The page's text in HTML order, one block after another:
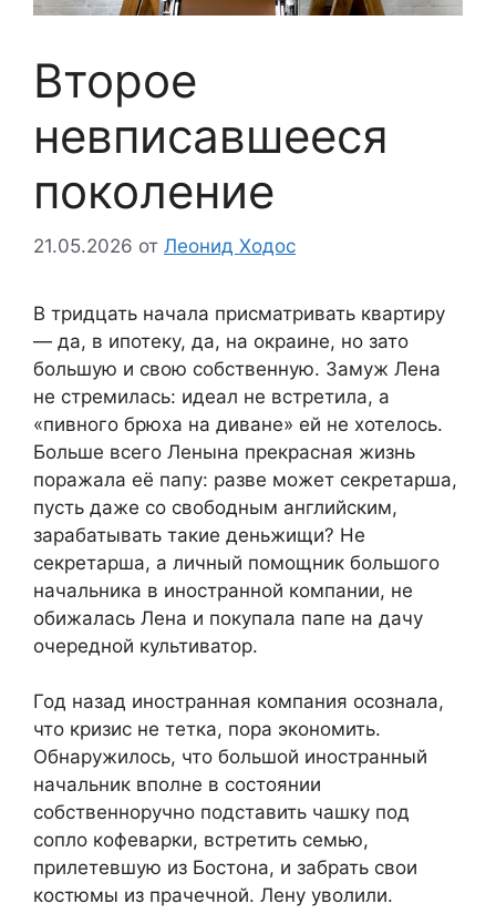
Второе
невписавшееся
поколение
21.05.2026 от Леонид Ходос
В тридцать начала присматривать квартиру
— да, в ипотеку, да, на окраине, но зато
большую и свою собственную. Замуж Лена
не стремилась: идеал не встретила, а
«пивного брюха на диване» ей не хотелось.
Больше всего Ленына прекрасная жизнь
поражала её папу: разве может секретарша,
пусть даже со свободным английским,
зарабатывать такие деньжищи? Не
секретарша, а личный помощник большого
начальника в иностранной компании, не
обижалась Лена и покупала папе на дачу
очередной культиватор.
Год назад иностранная компания осознала,
что кризис не тетка, пора экономить.
Обнаружилось, что большой иностранный
начальник вполне в состоянии
собственноручно подставить чашку под
сопло кофеварки, встретить семью,
прилетевшую из Бостона, и забрать свои
костюмы из прачечной. Лену уволили.